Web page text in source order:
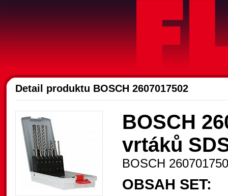
Detail produktu BOSCH 2607017502
BOSCH
vrtáků
BOSCH
OBSAH SET: